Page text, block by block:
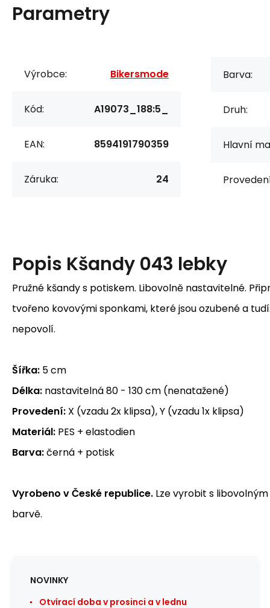
Parametry
Výrobce: Bikersmode
Kód: A19073_188:5_
EAN: 8594191790359
Záruka: 24
Barva:
Druh:
Hlavní
Popis Kšandy 043 lebky
Pružné kšandy s potiskem. Libovolně nastavitelné.
tvořeno kovovými sponkami, které jsou ozubené a
nepovolí.
Šířka: 5 cm
Délka: nastavitelná 80 - 130 cm (nenatažené)
Provedení: X (vzadu 2x klipsa), Y (vzadu 1x klipsa)
Materiál: PES + elastodien
Barva:černá + potisk
Vyrobeno v České republice. Lze vyrobit s
barvě.
NOVINKY
Otvírací doba v prosinci a v lednu